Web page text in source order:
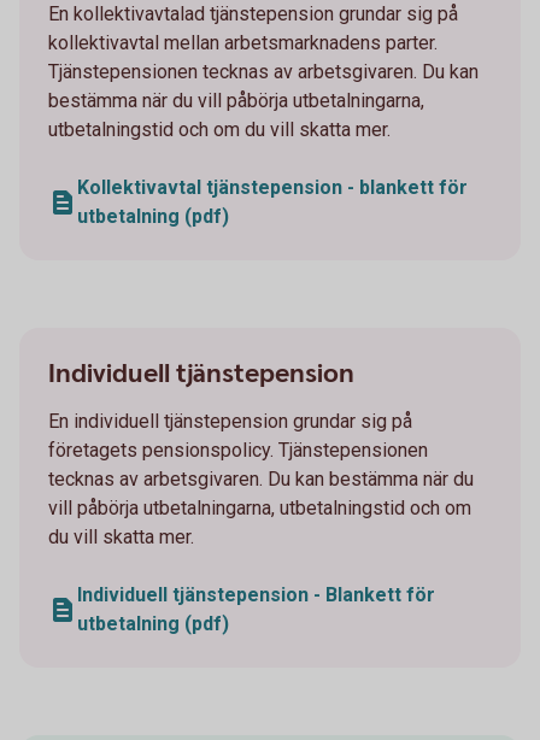
En kollektivavtalad tjänstepension grundar sig på
kollektivavtal mellan arbetsmarknadens parter.
Tjänstepensionen tecknas av arbetsgivaren. Du kan
bestämma när du vill påbörja utbetalningarna,
utbetalningstid och om du vill skatta mer.
Kollektivavtal tjänstepension - blankett för
utbetalning (pdf)
Individuell tjänstepension
En individuell tjänstepension grundar sig på
företagets pensionspolicy. Tjänstepensionen
tecknas av arbetsgivaren. Du kan bestämma när du
vill påbörja utbetalningarna, utbetalningstid och om
du vill skatta mer.
Individuell tjänstepension - Blankett för
utbetalning (pdf)